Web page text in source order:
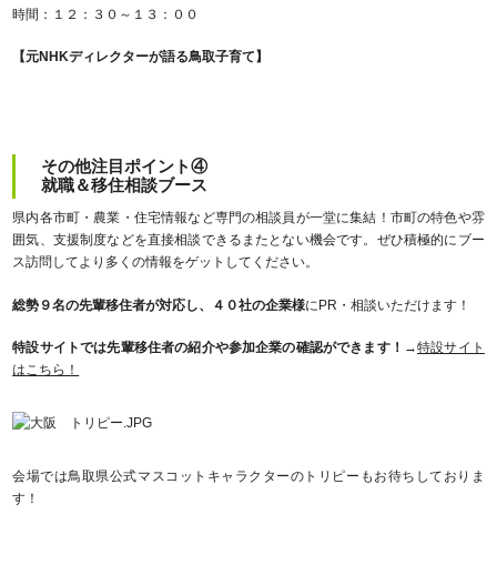
時間：１２：３０～１３：００
【元NHKディレクターが語る鳥取子育て】
その他注目ポイント④
就職＆移住相談ブース
県内各市町・農業・住宅情報など専門の相談員が一堂に集結！市町の特色や雰
囲気、支援制度などを直接相談できるまたとない機会です。ぜひ積極的にブー
ス訪問してより多くの情報をゲットしてください。
総勢９名の先輩移住者が対応し、４０社の企業様にPR・相談いただけます！
特設サイトでは先輩移住者の紹介や参加企業の確認ができます！ →特設サイト
はこちら！
会場では鳥取県公式マスコットキャラクターのトリピーもお待ちしておりま
す！